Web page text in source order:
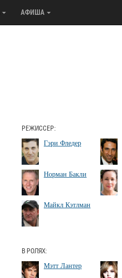
АФИША
РЕЖИССЕР:
Гэри Фледер
Норман Бакли
Майкл Кэтлман
В РОЛЯХ:
Мэтт Лантер